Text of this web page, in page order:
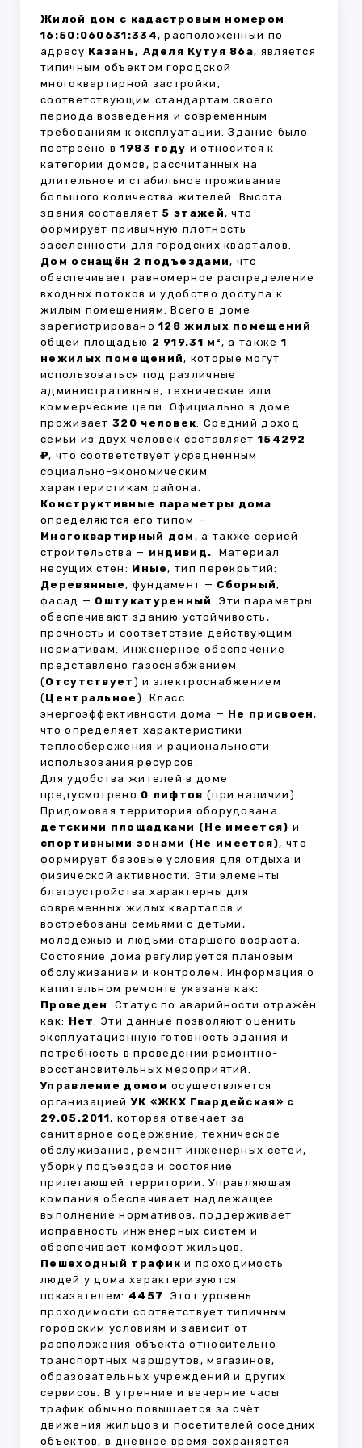
Жилой дом с кадастровым номером
16:50:060631:334, расположенный по
адресу Казань, Аделя Кутуя 86а, является
типичным объектом городской
многоквартирной застройки,
соответствующим стандартам своего
периода возведения и современным
требованиям к эксплуатации. Здание было
построено в 1983 году и относится к
категории домов, рассчитанных на
длительное и стабильное проживание
большого количества жителей. Высота
здания составляет 5 этажей, что
формирует привычную плотность
заселённости для городских кварталов.
Дом оснащён 2 подъездами, что
обеспечивает равномерное распределение
входных потоков и удобство доступа к
жилым помещениям. Всего в доме
зарегистрировано128 жилых помещений
общей площадью 2 919.31 м², а также 1
нежилых помещений, которые могут
использоваться под различные
административные, технические или
коммерческие цели. Официально в доме
проживает 320 человек. Средний доход
семьи из двух человек составляет 154292
₽, что соответствует усреднённым
социально-экономическим
характеристикам района.
Конструктивные параметры дома
определяются его типом —
Многоквартирный дом , а также серией
строительства — индивид.. Материал
несущих стен: Иные, тип перекрытий:
Деревянные, фундамент — Сборный,
фасад — Оштукатуренный . Эти параметры
обеспечивают зданию устойчивость,
прочность и соответствие действующим
нормативам. Инженерное обеспечение
представлено газоснабжением
(Отсутствует ) и электроснабжением
(Центральное ). Класс
энергоэффективности дома — Не присвоен,
что определяет характеристики
теплосбережения и рациональности
использования ресурсов.
Для удобства жителей в доме
предусмотрено 0 лифтов (при наличии).
Придомовая территория оборудована
детскими площадками (Не имеется) и
спортивными зонами (Не имеется), что
формирует базовые условия для отдыха и
физической активности. Эти элементы
благоустройства характерны для
современных жилых кварталов и
востребованы семьями с детьми,
молодёжью и людьми старшего возраста.
Состояние дома регулируется плановым
обслуживанием и контролем. Информация о
капитальном ремонте указана как:
Проведен. Статус по аварийности отражён
как: Нет. Эти данные позволяют оценить
эксплуатационную готовность здания и
потребность в проведении ремонтно-
восстановительных мероприятий.
Управление домом осуществляется
организациейУК «ЖКХ Гвардейская» с
29.05.2011, которая отвечает за
санитарное содержание, техническое
обслуживание, ремонт инженерных сетей,
уборку подъездов и состояние
прилегающей территории. Управляющая
компания обеспечивает надлежащее
выполнение нормативов, поддерживает
исправность инженерных систем и
обеспечивает комфорт жильцов.
Пешеходный трафик и проходимость
людей у дома характеризуются
показателем: 4457. Этот уровень
проходимости соответствует типичным
городским условиям и зависит от
расположения объекта относительно
транспортных маршрутов, магазинов,
образовательных учреждений и других
сервисов. В утренние и вечерние часы
трафик обычно повышается за счёт
движения жильцов и посетителей соседних
объектов, в дневное время сохраняется